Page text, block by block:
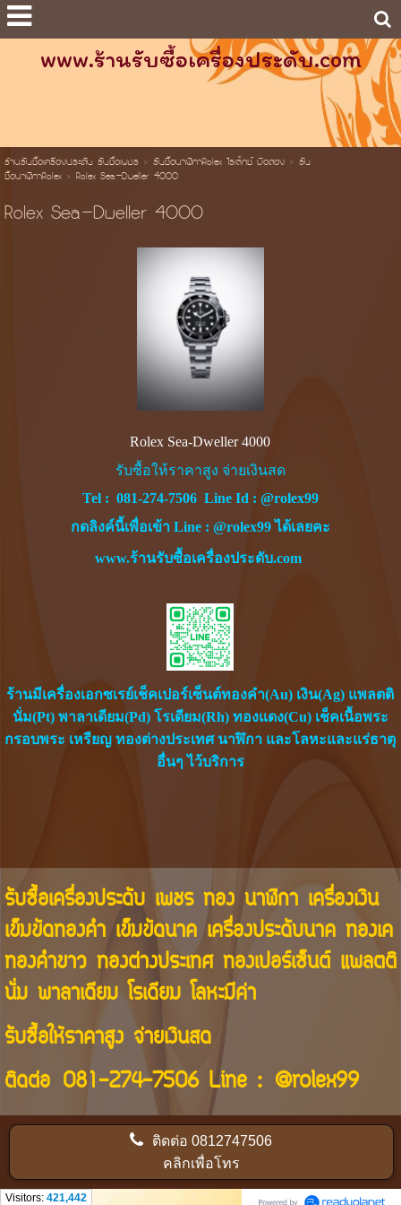
www.ร้านรับซื้อเครื่องประดับ.com
ร้านรับซื้อเครื่องประดับ รับซื้อเพชร> รับซื้อนาฬิกาRolex โรเล็กซ์ มือสอง> รับ
ซื้อนาฬิกาRolex> Rolex Sea-Dweller 4000
Rolex Sea-Dweller 4000
Rolex Sea-Dweller 4000
รับซื้อให้ราคาสูง จ่ายเงินสด
Tel : 081-274-7506Line Id : @rolex99
กดลิงค์นี้เพื่อเข้า Line : @rolex99 ได้เลยคะ
www.ร้านรับซื้อเครื่องประดับ.com
ร้านมีเครื่องเอกซเรย์เช็คเปอร์เซ็นต์ทองคำ(Au) เงิน(Ag) แพลตติ
นั่ม(Pt) พาลาเดียม(Pd) โรเดียม(Rh) ทองแดง(Cu) เช็คเนื้อพระ
กรอบพระ เหรียญ ทองต่างประเทศ นาฬิกา และโลหะและแร่ธาตุ
อื่นๆ ไว้บริการ
รับซื้อเครื่องประดับ เพชร ทอง นาฬิกา เครื่องเงิน
เข็มขัดทองคำ เข็มขัดนาค เครื่องประดับนาค ทองเค
ทองคำขาว ทองต่างประเทศ ทองเปอร์เซ็นต์ แพลตติ
นั่ม พาลาเดียม โรเดียม โลหะมีค่า
รับซื้อให้ราคาสูง จ่ายเงินสด
ติดต่อ 081-274-7506Line : @rolex99
ติดต่อ0812747506
คลิกเพื่อโทร
Visitors: 421,442